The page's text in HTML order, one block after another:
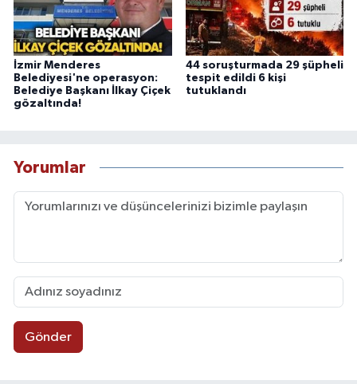
İzmir Menderes
Belediyesi'ne operasyon:
Belediye Başkanı İlkay Çiçek
gözaltında!
44 soruşturmada 29 şüpheli
tespit edildi 6 kişi
tutuklandı
Yorumlar
Gönder